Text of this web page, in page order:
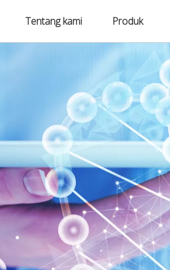
Tentang kami Produk